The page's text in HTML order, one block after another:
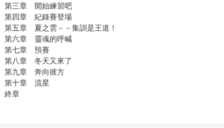
第三章 開始練習吧
第四章 紀錄賽登場
第五章 夏之雲－－集訓是王道！
第六章 靈魂的呼喊
第七章 預賽
第八章 冬天又來了
第九章 奔向彼方
第十章 流星
終章